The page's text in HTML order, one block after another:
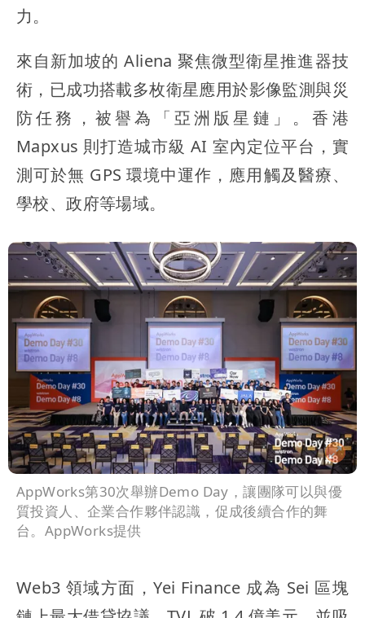
力。
來自新加坡的 Aliena 聚焦微型衛星推進器技
術，已成功搭載多枚衛星應用於影像監測與災
防任務，被譽為「亞洲版星鏈」。香港
Mapxus 則打造城市級 AI 室內定位平台，實
測可於無 GPS 環境中運作，應用觸及醫療、
學校、政府等場域。
AppWorks第30次舉辦Demo Day，讓團隊可以與優
質投資人、企業合作夥伴認識，促成後續合作的舞
台。AppWorks提供
Web3 領域方面，Yei Finance 成為 Sei 區塊